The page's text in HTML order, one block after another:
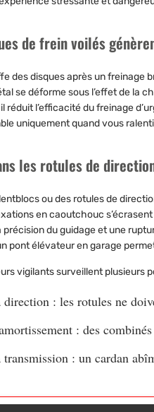
de frein voilés
des disques après un freinage
se déforme sous l’effet de la
réduit l’efficacité du freinage
uniquement quand vous
les rotules de
ou des rotules de
en caoutchouc
précision du guidage et une
pont élévateur en garage
vigilants surveillent plusieurs
direction : les rotules ne
: des
transmission : un cardan